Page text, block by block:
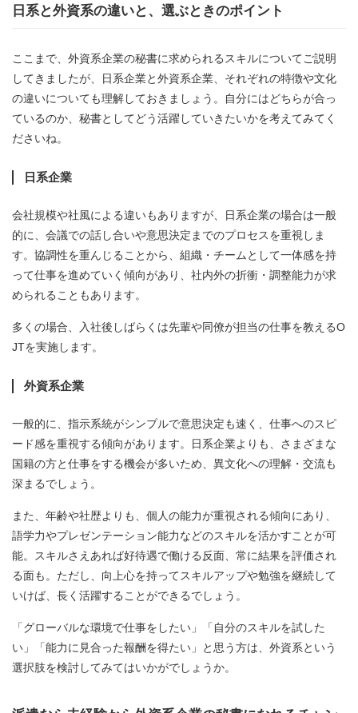
日系と外資系の違いと、選ぶときのポイント
ここまで、外資系企業の秘書に求められるスキルについてご説明
してきましたが、日系企業と外資系企業、それぞれの特徴や文化
の違いについても理解しておきましょう。自分にはどちらが合っ
ているのか、秘書としてどう活躍していきたいかを考えてみてく
ださいね。
日系企業
会社規模や社風による違いもありますが、日系企業の場合は一般
的に、会議での話し合いや意思決定までのプロセスを重視しま
す。協調性を重んじることから、組織・チームとして一体感を持
って仕事を進めていく傾向があり、社内外の折衝・調整能力が求
められることもあります。
多くの場合、入社後しばらくは先輩や同僚が担当の仕事を教えるO
JTを実施します。
外資系企業
一般的に、指示系統がシンプルで意思決定も速く、仕事へのスピ
ード感を重視する傾向があります。日系企業よりも、さまざまな
国籍の方と仕事をする機会が多いため、異文化への理解・交流も
深まるでしょう。
また、年齢や社歴よりも、個人の能力が重視される傾向にあり、
語学力やプレゼンテーション能力などのスキルを活かすことが可
能。スキルさえあれば好待遇で働ける反面、常に結果を評価され
る面も。ただし、向上心を持ってスキルアップや勉強を継続して
いけば、長く活躍することができるでしょう。
「グローバルな環境で仕事をしたい」「自分のスキルを試した
い」「能力に見合った報酬を得たい」と思う方は、外資系という
選択肢を検討してみてはいかがでしょうか。